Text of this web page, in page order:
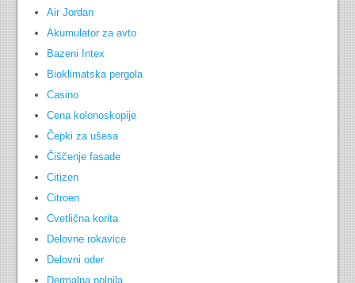
Air Jordan
Akumulator za avto
Bazeni Intex
Bioklimatska pergola
Casino
Cena kolonoskopije
Čepki za ušesa
Čiščenje fasade
Citizen
Citroen
Cvetlična korita
Delovne rokavice
Delovni oder
Dermalna polnila